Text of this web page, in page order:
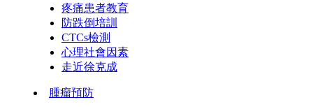
疼痛患者教育
防跌倒培訓
CTCs檢測
心理社會因素
走近徐克成
腫瘤預防